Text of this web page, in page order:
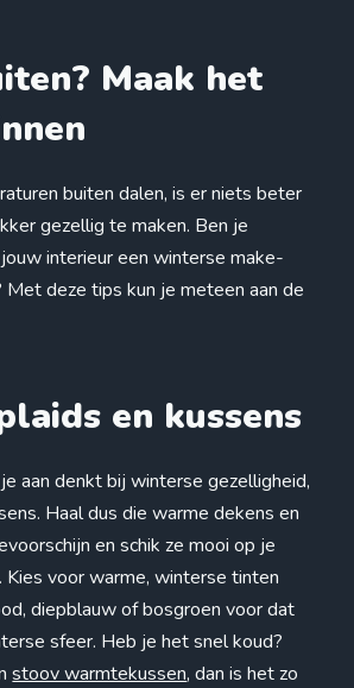
Maak het
buiten dalen, is er niets beter
gezellig te maken. Ben je
interieur een winterse make-
Met deze tips kun je meteen aan de
en kussens
aan denkt bij winterse gezelligheid,
Haal dus die warme dekens en
en schik ze mooi op je
Kies voor warme, winterse tinten
diepblauw of bosgroen voor dat
sfeer. Heb je het snel koud?
stoov warmtekussen, dan is het zo